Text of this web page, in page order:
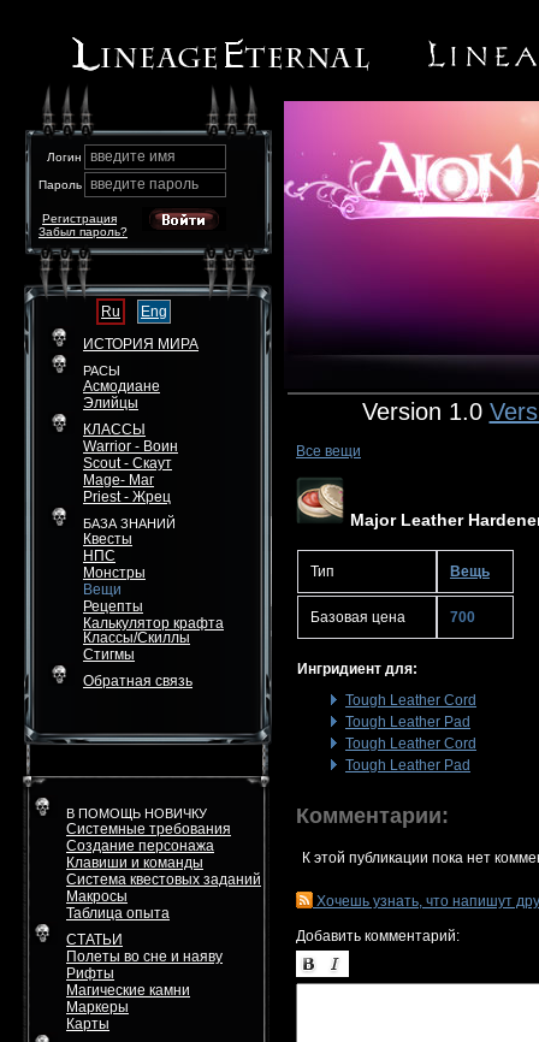
Логин введите имя
Пароль введите пароль
Забыл пароль?
Регистрация
Ru
Eng
ИСТОРИЯ МИРА
РАСЫ
Асмодиане
Элийцы
КЛАССЫ
Warrior - Воин
Scout - Скаут
Mage- Маг
Priest - Жрец
БАЗА ЗНАНИЙ
Квесты
НПС
Монстры
Вещи
Рецепты
Калькулятор крафта
Классы/Скиллы
Стигмы
Обратная связь
В ПОМОЩЬ НОВИЧКУ
Системные требования
Создание персонажа
Клавиши и команды
Система квестовых заданий
Макросы
Таблица опыта
СТАТЬИ
Полеты во сне и наяву
Рифты
Магические камни
Маркеры
Карты
Version 1.0
Все вещи
Major Leather
Тип Вещь
Базовая цена 700
Ингридиент для:
Tough Leather Cord
Tough Leather Pad
Tough Leather Cord
Tough Leather Pad
Комментарии:
К этой публикации пока нет
Хочешь узнать, что напишут
Добавить комментарий: